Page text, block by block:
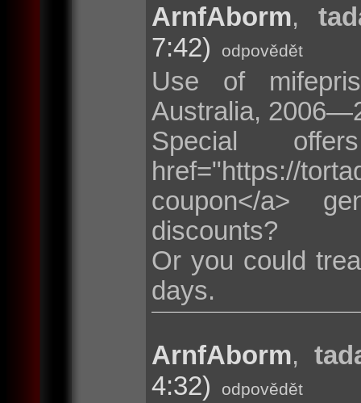
ArnfAborm,
7:42)
odpovědět
Use of
Australia,
Special
href="https://
coupon</a>
discounts?
Or you could
days.
ArnfAborm,
4:32)
odpovědět